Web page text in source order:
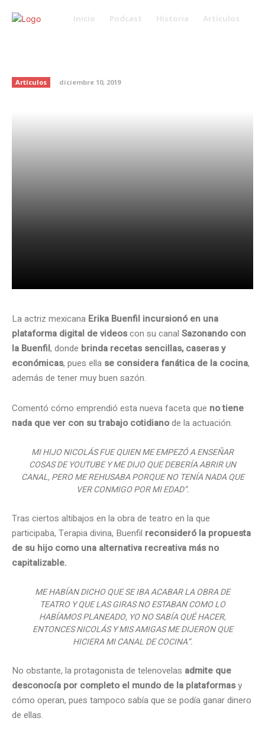
Inicio Podcast Historia Artículos
Artículos diciembre 10, 2019
La actriz mexicana Erika Buenfil incursionó en una
plataforma digital de videoscon su canal Sazonando con
la Buenfil, donde brinda recetas sencillas, caseras y
económicas, pues ella se considera fanática de la cocina,
además de tener muy buen sazón.
Comentó cómo emprendió esta nueva faceta que no tiene
nada que ver con su trabajo cotidianode la actuación.
MI HIJO NICOLÁS FUE QUIEN ME EMPEZÓ A ENSEÑAR
COSAS DE YOUTUBE Y ME DIJO QUE DEBERÍA ABRIR UN
CANAL, PERO ME REHUSABA PORQUE NO TENÍA NADA QUE
VER CONMIGO POR MI EDAD”.
Tras ciertos altibajos en la obra de teatro en la que
participaba, Terapia divina, Buenfil reconsideró la propuesta
de su hijo como una alternativa recreativa más no
capitalizable.
ME HABÍAN DICHO QUE SE IBA ACABAR LA OBRA DE
TEATRO Y QUE LAS GIRAS NO ESTABAN COMO LO
HABÍAMOS PLANEADO, YO NO SABÍA QUÉ HACER,
ENTONCES NICOLÁS Y MIS AMIGAS ME DIJERON QUE
HICIERA MI CANAL DE COCINA”.
No obstante, la protagonista de telenovelas admite que
desconocía por completo el mundo de la plataformasy
cómo operan, pues tampoco sabía que se podía ganar dinero
de ellas.